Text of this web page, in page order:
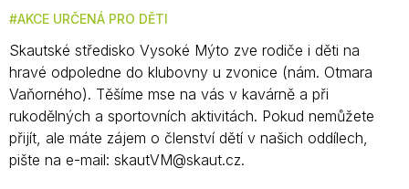
AKCE URČENÁ PRO DĚTI
Skautské středisko Vysoké Mýto zve rodiče i děti na
hravé odpoledne do klubovny u zvonice (nám. Otmara
Vaňorného). Těšíme mse na vás v kavárně a při
rukodělných a sportovních aktivitách. Pokud nemůžete
přijít, ale máte zájem o členství dětí v našich oddílech,
pište na e-mail: skautVM@skaut.cz.